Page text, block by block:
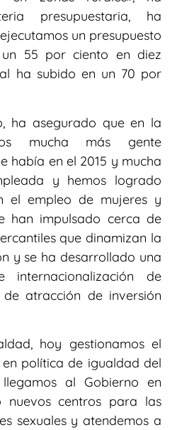
presupuestaria, ha
un presupuesto
55 por ciento en diez
ha subido en un 70 por
ha asegurado que en la
mucha más gente
había en el 2015 y mucha
y hemos logrado
el empleo de mujeres y
han impulsado cerca de
que dinamizan la
y se ha desarrollado una
de
atracción de inversión
hoy gestionamos el
política de igualdad del
al Gobierno en
nuevos centros para las
sexuales y atendemos a